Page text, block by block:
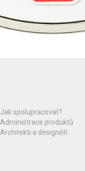
Jak spolupracovat?
Administrace produktů
Architekti a designéři